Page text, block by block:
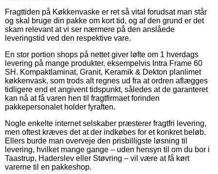
Fragttiden på Køkkenvaske er ret så vital forudsat man står
og skal bruge din pakke om kort tid, og af den grund er det
skam relevant at vi ser nærmere på den anslåede
leveringstid ved den respektive vare.
En stor portion shops på nettet giver løfte om 1 hverdags
levering på mange produkter, eksempelvis Intra Frame 60
SH. Kompaktlaminat, Granit, Keramik & Dekton planlimet
køkkenvask, som trods alt regnes ud fra at ordren aflægges
tidligere end et angivent tidspunkt, således at de garanteret
kan nå at få varen hen til fragtfirmaet forinden
pakkepersonalet holder fyraften.
Nogle enkelte internet selskaber præsterer fragtfri levering,
men oftest kræves det at der indkøbes for et konkret beløb.
Ellers burde man overveje den prisbilligste løsning til
levering, hvilket mange gange – uden hensyn til om du bor i
Taastrup, Haderslev eller Støvring – vil være at få kørt
varerne til en pakkeshop.